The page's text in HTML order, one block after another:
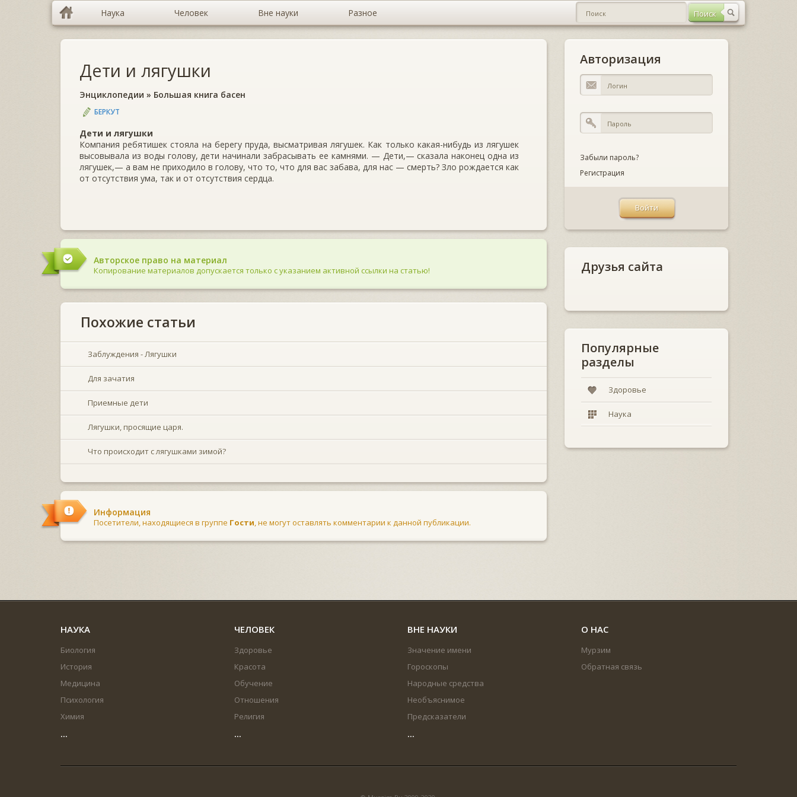
Наука Человек Вне науки Разное
Дети и лягушки
Энциклопедии » Большая книга басен
БЕРКУТ
Дети и лягушки
Компания ребятишек стояла на берегу пруда, высматривая лягушек. Как только какая-нибудь из лягушек
высовывала из воды голову, дети начинали забрасывать ее камнями. — Дети,— сказала наконец одна из
лягушек,— а вам не приходило в голову, что то, что для вас забава, для нас — смерть? Зло рождается как
от отсутствия ума, так и от отсутствия сердца.
Авторское право на материал
Копирование материалов допускается только с указанием активной ссылки на статью!
Похожие статьи
Заблуждения - Лягушки
Для зачатия
Приемные дети
Лягушки, просящие царя.
Что происходит с лягушками зимой?
Информация
Посетители, находящиеся в группе Гости, не могут оставлять комментарии к данной публикации.
Авторизация
Забыли пароль?
Регистрация
Друзья сайта
Популярные
разделы
Здоровье
Наука
НАУКА
Биология
История
Медицина
Психология
Химия
...
ЧЕЛОВЕК
Здоровье
Красота
Обучение
Отношения
Религия
...
ВНЕ НАУКИ
Значение имени
Гороскопы
Народные средства
Необъяснимое
Предсказатели
...
О НАС
Мурзим
Обратная связь